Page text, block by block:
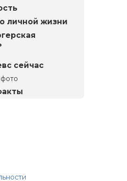
личной жизни
сейчас